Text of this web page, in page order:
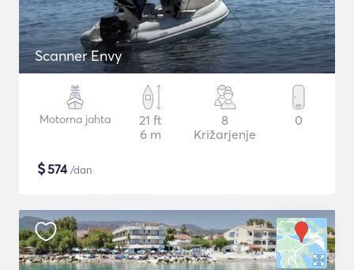
Scanner Envy
Motorna jahta
21 ft
6 m
8
Križarjenje
0
$574/dan